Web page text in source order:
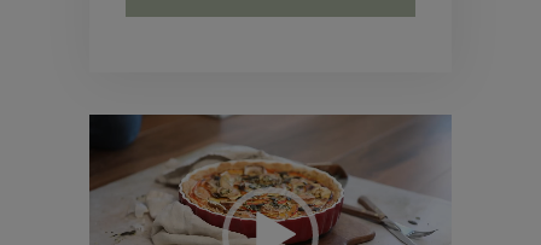
Video-